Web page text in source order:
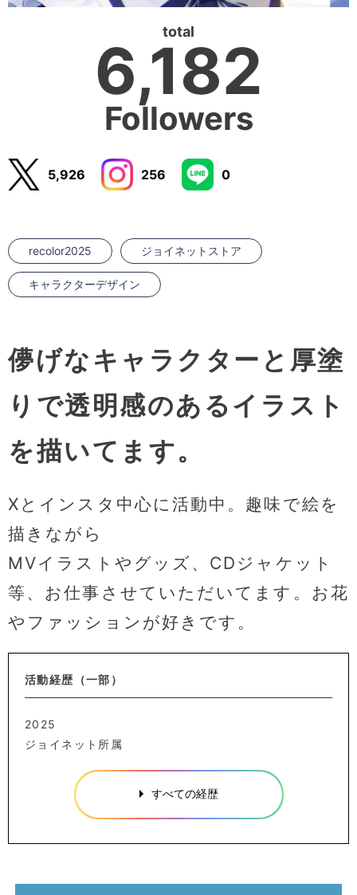
total
6,182
Followers
5,926 256 0
recolor2025 ジョイネットストア
キャラクターデザイン
儚げなキャラクターと厚塗
りで透明感のあるイラスト
を描いてます。
Xとインスタ中心に活動中。趣味で絵を
描きながら
MVイラストやグッズ、CDジャケット
等、お仕事させていただいてます。お花
やファッションが好きです。
活動経歴（一部）
2025
ジョイネット所属
すべての経歴